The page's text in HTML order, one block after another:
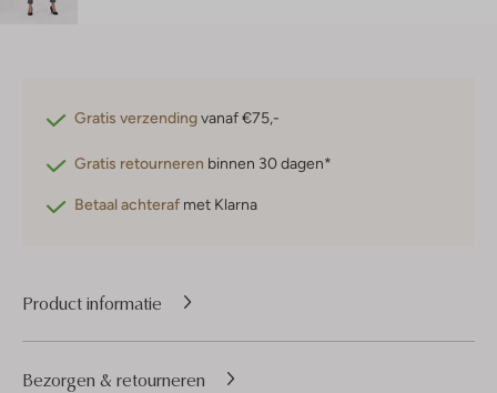
Gratis verzendingvanaf €75,-
Gratis retourneren binnen 30 dagen*
Betaal achteraf met Klarna
Product informatie
Bezorgen & retourneren